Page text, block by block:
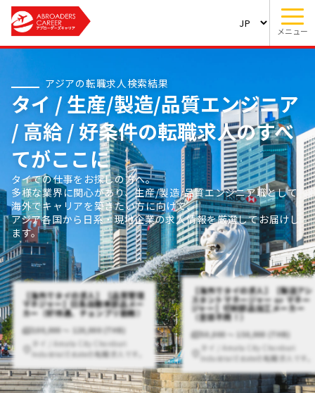
メニュー
アジアの転職求人検索結果
タイ / 生産/製造/品質エンジニア
/ 高給 / 好条件の転職求人のすべ
てがここに
タイでの仕事をお探しの方へ。
多様な業界に関心があり、生産/製造/品質エンジニア職として
海外でキャリアを築きたい方に向けて、
アジア各国から日系・現地企業の求人情報を厳選してお届けし
ます。
【海外でタイの求人】【品質管理
マネジャー】日系自動車部品メー
カー（好待遇、チョンブリ勤務）
100,000 〜 120,000 (THB)
タイ / Amata City Chonburi
Industrial Estateの転職求人です。
【海外でタイの求人】【製造アシ
スタントマネージャー or マネー
ジャー】切削部品加工メーカー
（言語不問！）
50,000 〜 150,000 (THB)
タイ / Amata City Chonburi
Industrial Estateの転職求人です。